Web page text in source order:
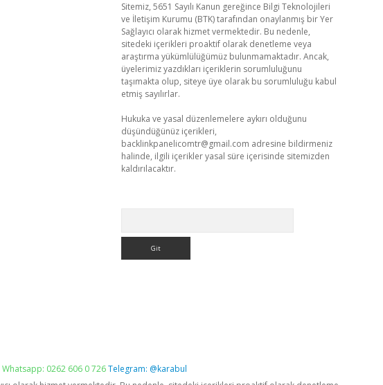
Sitemiz, 5651 Sayılı Kanun gereğince Bilgi Teknolojileri
ve İletişim Kurumu (BTK) tarafından onaylanmış bir Yer
Sağlayıcı olarak hizmet vermektedir. Bu nedenle,
sitedeki içerikleri proaktif olarak denetleme veya
araştırma yükümlülüğümüz bulunmamaktadır. Ancak,
üyelerimiz yazdıkları içeriklerin sorumluluğunu
taşımakta olup, siteye üye olarak bu sorumluluğu kabul
etmiş sayılırlar.
Hukuka ve yasal düzenlemelere aykırı olduğunu
düşündüğünüz içerikleri,
backlinkpanelicomtr@gmail.com adresine bildirmeniz
halinde, ilgili içerikler yasal süre içerisinde sitemizden
kaldırılacaktır.
Whatsapp: 0262 606 0 726Telegram: @karabul